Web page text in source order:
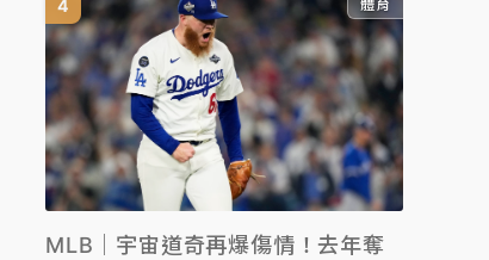
體育
MLB｜宇宙道奇再爆傷情！去年奪